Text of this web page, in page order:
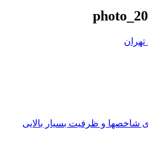
تهران
و ظرفیت بسیار بالایی